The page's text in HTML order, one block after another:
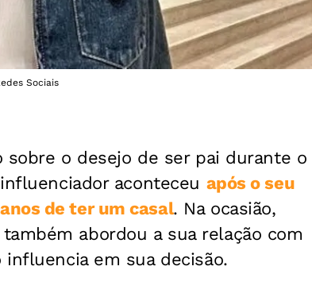
Sociais
sobre o desejo de ser pai durante o
influenciador aconteceu após o seu
de ter um casal. Na ocasião,
abordou a sua relação com
em sua decisão.